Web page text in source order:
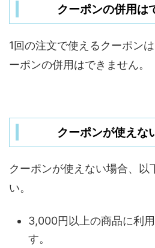
クーポンの併用は
1回の注文で使えるクーポン
ーポンの併用はできません。
クーポンが使えな
クーポンが使えない場合、以
い。
3,000円以上の商品に利
す。